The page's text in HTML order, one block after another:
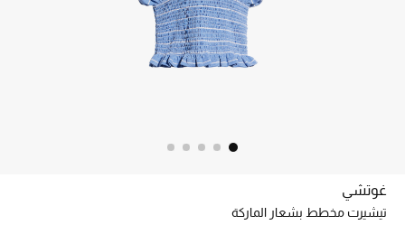
خصم حتى 70%
غوتشي
تيشيرت مخطط بشعار الماركة